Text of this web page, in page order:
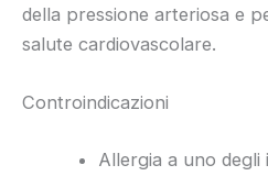
della pressione arteriosa e
salute cardiovascolare.
Controindicazioni
Allergia a uno degli